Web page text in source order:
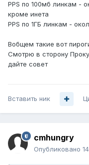
PPS по 100мб линкам -
кроме инета
PPS по 1ГБ линкам -
Вобщем такие вот
Смотрю в сторону
дайте совет
Вставить ник
cmhungry
Опубликовано